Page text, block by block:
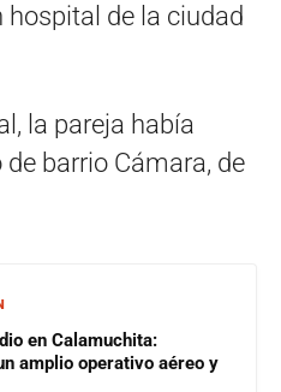
hospital de la ciudad
la pareja había
barrio Cámara, de
en Calamuchita:
amplio operativo aéreo y